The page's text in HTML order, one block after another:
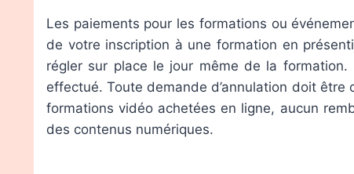
Les paiements pour les formations ou
de votre inscription à une formation en
régler sur place le jour même de la formation.
effectué. Toute demande d’annulation doit
formations vidéo achetées en ligne, aucun
des contenus numériques.